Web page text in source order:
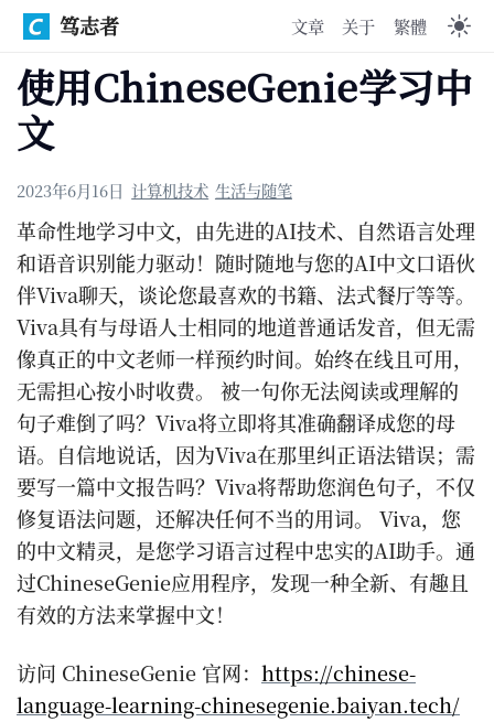
笃志者 文章 关于 繁體
使用ChineseGenie学习中
文
2023年6月16日 计算机技术 生活与随笔
革命性地学习中文，由先进的AI技术、自然语言处理
和语音识别能力驱动！随时随地与您的AI中文口语伙
伴Viva聊天，谈论您最喜欢的书籍、法式餐厅等等。
Viva具有与母语人士相同的地道普通话发音，但无需
像真正的中文老师一样预约时间。始终在线且可用，
无需担心按小时收费。 被一句你无法阅读或理解的
句子难倒了吗？Viva将立即将其准确翻译成您的母
语。自信地说话，因为Viva在那里纠正语法错误；需
要写一篇中文报告吗？Viva将帮助您润色句子，不仅
修复语法问题，还解决任何不当的用词。 Viva，您
的中文精灵，是您学习语言过程中忠实的AI助手。通
过ChineseGenie应用程序，发现一种全新、有趣且
有效的方法来掌握中文！
访问 ChineseGenie 官网： https://chinese-
language-learning-chinesegenie.baiyan.tech/